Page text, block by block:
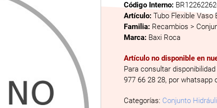
Código Interno:
Artículo:Tubo Flexible Vaso
Familia: Recambios >
Marca: Baxi Roca
Artículo no disponible en
Para consultar
977 66 28 28, por whatsapp
Categorías: Conjunto